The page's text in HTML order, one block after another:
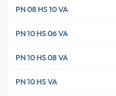
PN 08 HS 10 VA
PN 10 HS 06 VA
PN 10 HS 08 VA
PN 10 HS VA